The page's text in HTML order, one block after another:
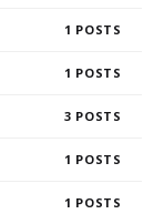
1
1
3
1
1